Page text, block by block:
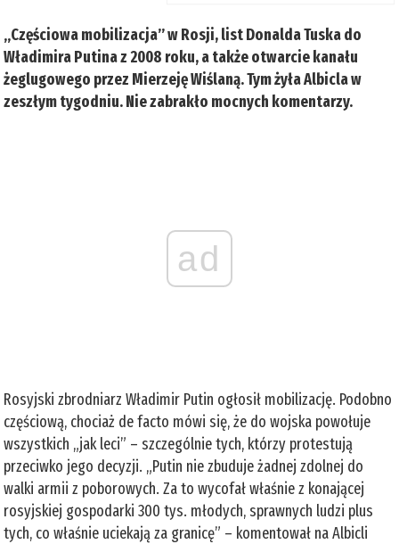
„Częściowa mobilizacja” w Rosji, list Donalda Tuska do
Władimira Putina z 2008 roku, a także otwarcie kanału
żeglugowego przez Mierzeję Wiślaną. Tym żyła Albicla w
zeszłym tygodniu. Nie zabrakło mocnych komentarzy.
ad
Rosyjski zbrodniarz Władimir Putin ogłosił mobilizację. Podobno
częściową, chociaż de facto mówi się, że do wojska powołuje
wszystkich „jak leci” – szczególnie tych, którzy protestują
przeciwko jego decyzji. „Putin nie zbuduje żadnej zdolnej do
walki armii z poborowych. Za to wycofał właśnie z konającej
rosyjskiej gospodarki 300 tys. młodych, sprawnych ludzi plus
tych, co właśnie uciekają za granicę” – komentował na Albicli